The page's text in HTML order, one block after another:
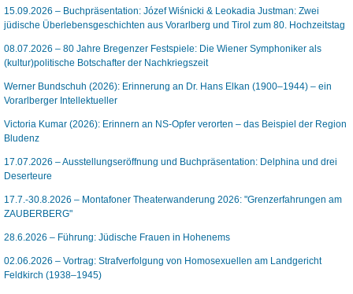
15.09.2026 – Buchpräsentation: Józef Wiśnicki & Leokadia Justman: Zwei
jüdische Überlebensgeschichten aus Vorarlberg und Tirol zum 80. Hochzeitstag
08.07.2026 – 80 Jahre Bregenzer Festspiele: Die Wiener Symphoniker als
(kultur)politische Botschafter der Nachkriegszeit
Werner Bundschuh (2026): Erinnerung an Dr. Hans Elkan (1900–1944) – ein
Vorarlberger Intellektueller
Victoria Kumar (2026): Erinnern an NS-Opfer verorten – das Beispiel der Region
Bludenz
17.07.2026 – Ausstellungseröffnung und Buchpräsentation: Delphina und drei
Deserteure
17.7.-30.8.2026 – Montafoner Theaterwanderung 2026: "Grenzerfahrungen am
ZAUBERBERG"
28.6.2026 – Führung: Jüdische Frauen in Hohenems
02.06.2026 – Vortrag: Strafverfolgung von Homosexuellen am Landgericht
Feldkirch (1938–1945)